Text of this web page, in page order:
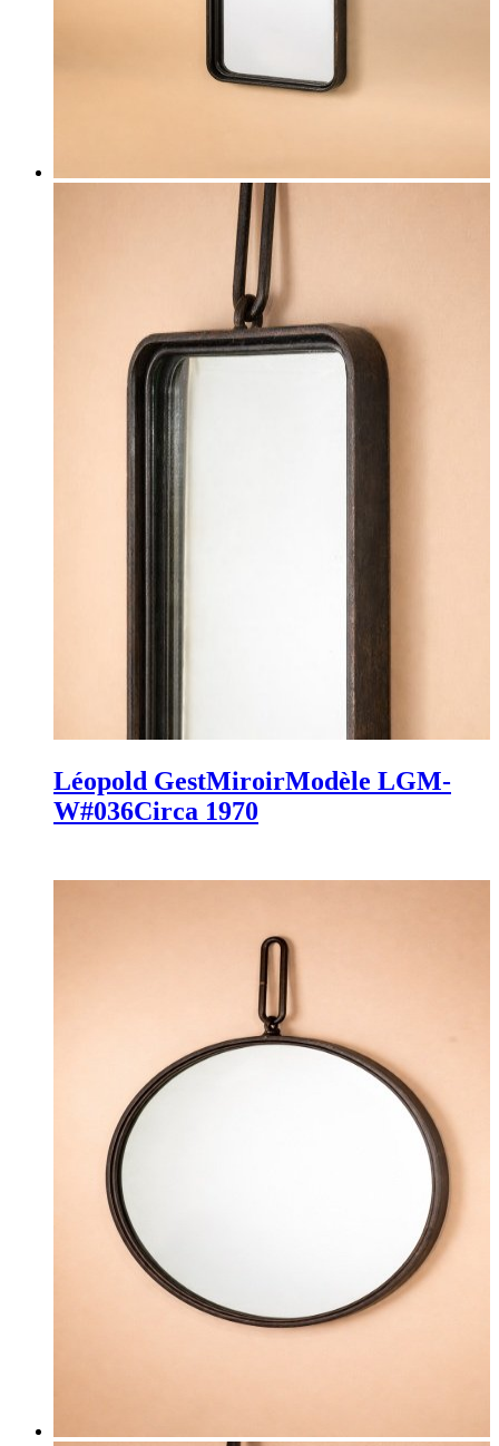
Léopold GestMiroirModèle LGM-
W#036Circa 1970